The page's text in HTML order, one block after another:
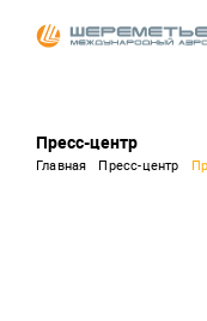
Пресс-центр
Главная Пресс-центр